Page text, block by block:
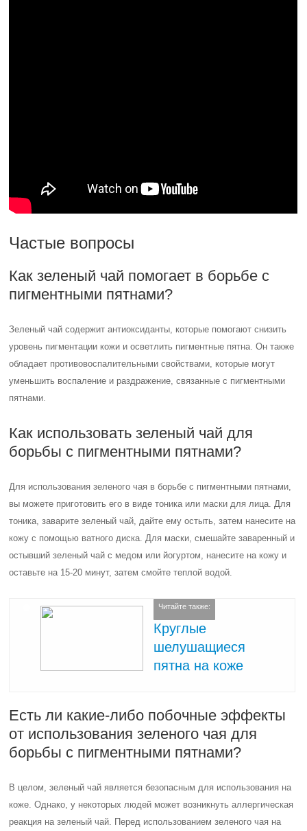
Частые вопросы
Как зеленый чай помогает в борьбе с
пигментными пятнами?
Зеленый чай содержит антиоксиданты, которые помогают снизить
уровень пигментации кожи и осветлить пигментные пятна. Он также
обладает противовоспалительными свойствами, которые могут
уменьшить воспаление и раздражение, связанные с пигментными
пятнами.
Как использовать зеленый чай для
борьбы с пигментными пятнами?
Для использования зеленого чая в борьбе с пигментными пятнами,
вы можете приготовить его в виде тоника или маски для лица. Для
тоника, заварите зеленый чай, дайте ему остыть, затем нанесите на
кожу с помощью ватного диска. Для маски, смешайте заваренный и
остывший зеленый чай с медом или йогуртом, нанесите на кожу и
оставьте на 15-20 минут, затем смойте теплой водой.
Читайте также:
Круглые
шелушащиеся
пятна на коже
Есть ли какие-либо побочные эффекты
от использования зеленого чая для
борьбы с пигментными пятнами?
В целом, зеленый чай является безопасным для использования на
коже. Однако, у некоторых людей может возникнуть аллергическая
реакция на зеленый чай. Перед использованием зеленого чая на